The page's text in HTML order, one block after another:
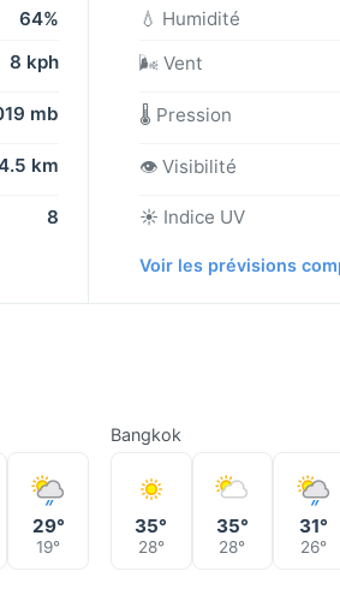
64%
8 kph
mb
km
8
💧 Humidité
🌬️ Vent
🌡️ Pression
👁️ Visibilité
☀️ Indice UV
Voir les prévisions
29°
19°
Bangkok
35°
28°
35°
28°
31°
26°